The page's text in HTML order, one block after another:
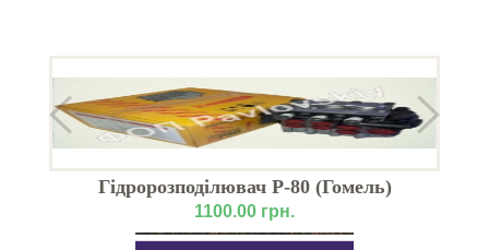
Гідророзподілювач Р-80 (Гомель)
1100.00 грн.